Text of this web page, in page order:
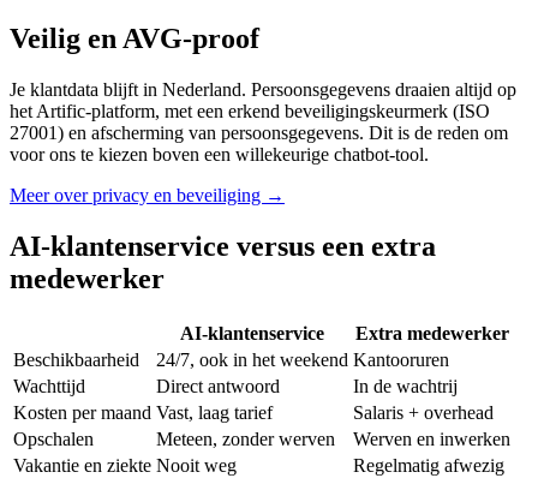
Veilig en AVG-proof
Je klantdata blijft in Nederland. Persoonsgegevens draaien altijd op
het Artific-platform, met een erkend beveiligingskeurmerk (ISO
27001) en afscherming van persoonsgegevens. Dit is de reden om
voor ons te kiezen boven een willekeurige chatbot-tool.
Meer over privacy en beveiliging →
AI-klantenservice versus een extra
medewerker
AI-klantenservice
Extra medewerker
Beschikbaarheid
24/7, ook in het weekend Kantooruren
Wachttijd
Direct antwoord
In de wachtrij
Kosten per maand Vast, laag tarief
Salaris + overhead
Opschalen
Meteen, zonder werven
Werven en inwerken
Vakantie en ziekte Nooit weg Regelmatig afwezig